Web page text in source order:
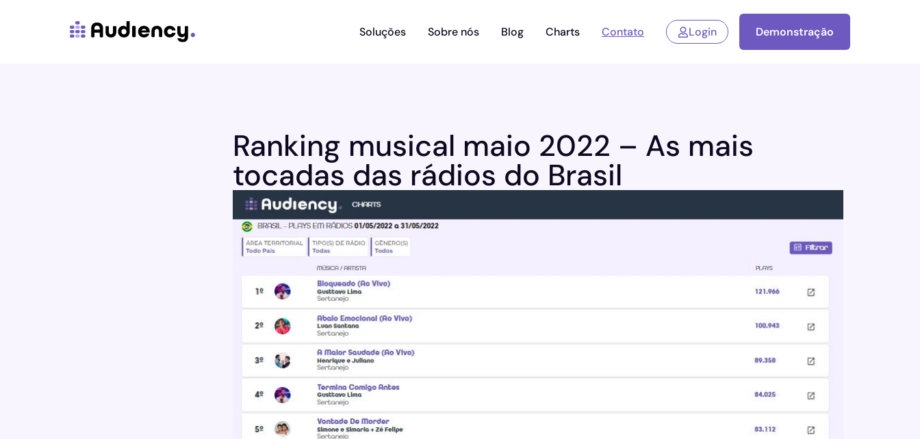
Soluções Sobre nós Blog Charts Contato Login Demonstração
Ranking musical maio 2022 – As mais
tocadas das rádios do Brasil